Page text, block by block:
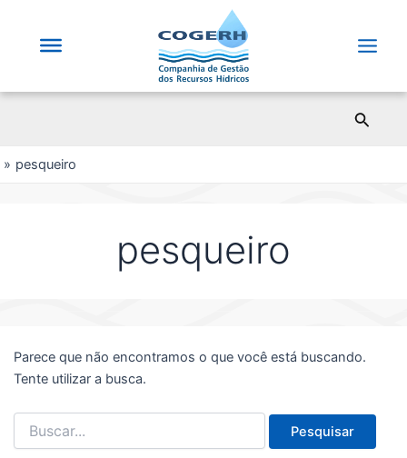
pesqueiro
pesqueiro
Parece que não encontramos o que você está buscando.
Tente utilizar a busca.
Pesquisar
por: